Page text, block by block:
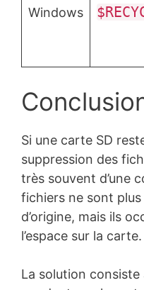
Windows
Si une carte SD
suppression des
très souvent d’une
fichiers ne sont
d’origine, mais ils
l’espace sur la carte.
La solution